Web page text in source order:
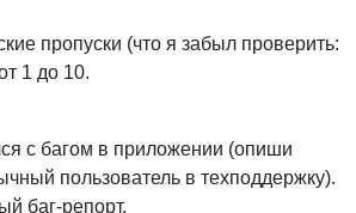
пропуски (что я забыл проверить:
1 до 10.
с багом в приложении (опиши
пользователь в техподдержку).
баг-репорт.